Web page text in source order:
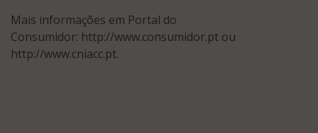
Mais informações em Portal do
Consumidor: http://www.consumidor.pt ou
http://www.cniacc.pt.